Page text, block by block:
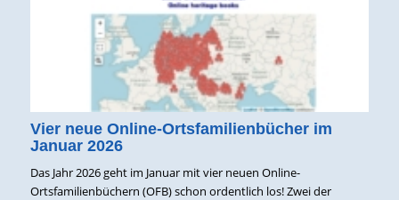
Vier neue Online-Ortsfamilienbücher im
Januar 2026
Das Jahr 2026 geht im Januar mit vier neuen Online-
Ortsfamilienbüchern (OFB) schon ordentlich los! Zwei der